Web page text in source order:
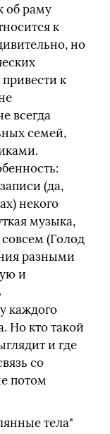
об раму
к
но
к
всегда
семей,
(да,
некого
музыка,
(Голод
разными
и
каждого
Но кто такой
и где
со
потом
тела"